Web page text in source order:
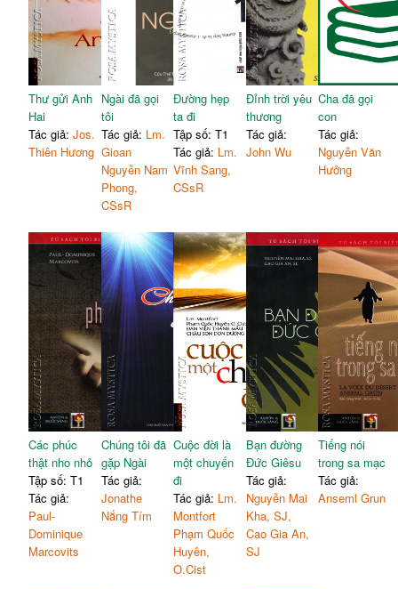
Thư gửi Anh
Hai
Tác giả:Jos.
Thiên Hương
Ngài đã gọi
tôi
Tác giả: Lm.
Gioan
Nguyễn Nam
Phong,
CSsR
Đường hẹp
ta đi
Tập số: T1
Tác giả: Lm.
Vĩnh Sang,
CSsR
Đỉnh trời yêu
thương
Tác giả:
John Wu
Cha đã gọi
con
Tác giả:
Nguyễn Văn
Hưởng
Các phúc
thật nho nhỏ
Tập số: T1
Tác giả:
Paul-
Dominique
Marcovits
Chúng tôi đã
gặp Ngài
Tác giả:
Jonathe
Nắng Tím
Cuộc đời là
một chuyến
đi
Tác giả: Lm.
Montfort
Phạm Quốc
Huyên,
O.Cist
Bạn đường
Đức Giêsu
Tác giả:
Nguyễn Mai
Kha, SJ,
Cao Gia An,
SJ
Tiếng nói
trong sa mạc
Tác giả:
Anseml Grun